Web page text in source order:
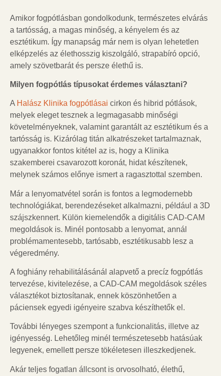
Amikor fogpótlásban gondolkodunk, természetes elvárás
a tartósság, a magas minőség, a kényelem és az
esztétikum. Így manapság már nem is olyan lehetetlen
elképzelés az élethosszig kiszolgáló, strapabíró opció,
amely szövetbarát és persze élethű is.
Milyen fogpótlás típusokat érdemes választani?
A Halász Klinika fogpótlásai cirkon és hibrid pótlások,
melyek eleget tesznek a legmagasabb minőségi
követelményeknek, valamint garantált az esztétikum és a
tartósság is. Kizárólag titán alkatrészeket tartalmaznak,
ugyanakkor fontos kitétel az is, hogy a Klinika
szakemberei csavarozott koronát, hidat készítenek,
melynek számos előnye ismert a ragasztottal szemben.
Már a lenyomatvétel során is fontos a legmodernebb
technológiákat, berendezéseket alkalmazni, például a 3D
szájszkennert. Külön kiemelendők a digitális CAD-CAM
megoldások is. Minél pontosabb a lenyomat, annál
problémamentesebb, tartósabb, esztétikusabb lesz a
végeredmény.
A foghiány rehabilitálásánál alapvető a precíz fogpótlás
tervezése, kivitelezése, a CAD-CAM megoldások széles
választékot biztosítanak, ennek köszönhetően a
páciensek egyedi igényeire szabva készíthetők el.
További lényeges szempont a funkcionalitás, illetve az
igényesség. Lehetőleg minél természetesebb hatásúak
legyenek, emellett persze tökéletesen illeszkedjenek.
Akár teljes fogatlan állcsont is orvosolható, élethű,